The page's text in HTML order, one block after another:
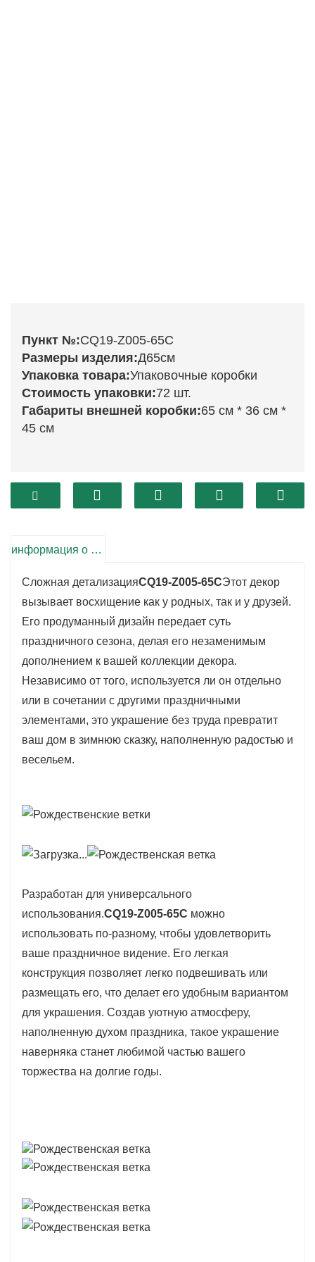
Пункт №:CQ19-Z005-65C
Размеры изделия:Д65см
Упаковка товара:Упаковочные коробки
Стоимость упаковки:72 шт.
Габариты внешней коробки:65 см * 36 см *
45 см
Преобразите свой праздничный декор с
помощью потрясающих украшений.CQ19-
воплощает дух праздника, отличаясь ярким
радостью любое пространство.
Изготовленное из высококачественных
материалов, оно гарантирует долговечность,
сохраняя при этом элегантный внешний вид.
Идеально подходит для украшения вашей
рождественской елки, камина или
информация о продукте
Сложная детализацияCQ19-Z005-65CЭтот декор
вызывает восхищение как у родных, так и у друзей.
Его продуманный дизайн передает суть
праздничного сезона, делая его незаменимым
дополнением к вашей коллекции декора.
Независимо от того, используется ли он отдельно
или в сочетании с другими праздничными
элементами, это украшение без труда превратит
ваш дом в зимнюю сказку, наполненную радостью и
весельем.
Разработан для универсального
использования.CQ19-Z005-65C можно
использовать по-разному, чтобы удовлетворить
ваше праздничное видение. Его легкая
конструкция позволяет легко подвешивать или
размещать его, что делает его удобным вариантом
для украшения. Создав уютную атмосферу,
наполненную духом праздника, такое украшение
наверняка станет любимой частью вашего
торжества на долгие годы.